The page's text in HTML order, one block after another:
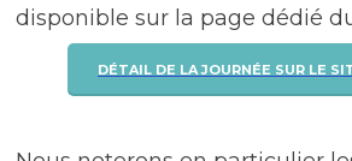
disponible sur la page dédié
DÉTAIL DE LA JOURNÉE SUR LE